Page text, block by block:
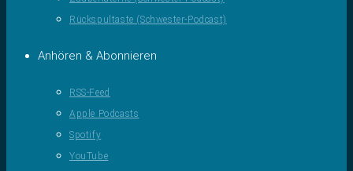
Rückspultaste (Schwester-Podcast)
Anhören & Abonnieren
RSS-Feed
Apple Podcasts
Spotify
YouTube